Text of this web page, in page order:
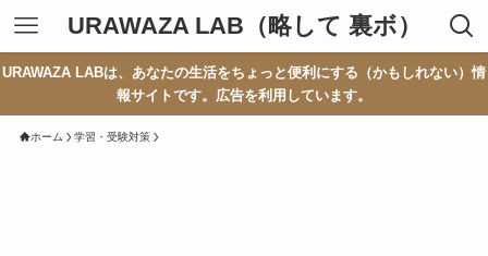
URAWAZA LAB（略して 裏ボ）
URAWAZA LABは、あなたの生活をちょっと便利にする（かもしれない）情
報サイトです。広告を利用しています。
ホーム 学習・受験対策